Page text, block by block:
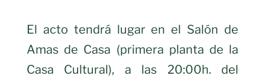
El acto tendrá lugar en el Salón de
Amas de Casa (primera planta de la
Casa Cultural), a las 20:00h. del